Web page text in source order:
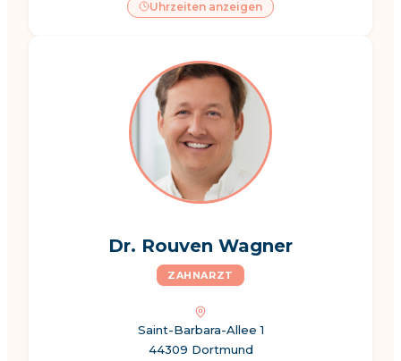
Uhrzeiten anzeigen
Dr. Rouven Wagner
ZAHNARZT
Saint-Barbara-Allee 1
44309 Dortmund